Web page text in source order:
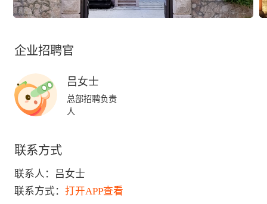
企业招聘官
吕女士
总部招聘负责
人
联系方式
联系人：
吕女士
联系方式： 打开APP查看